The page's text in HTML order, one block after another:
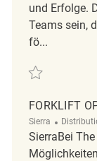
und Erfolge.
Teams sein,
fö...
Retten
FORKLIFT
Sierra Kategorie
SierraBei